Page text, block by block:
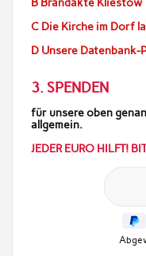
C Die Kirche im Dorf
D Unsere
3. SPENDEN
für unsere oben
allgemein.
JEDER EURO HILFT!